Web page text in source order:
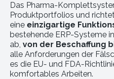
Das Pharma-
Produktportfolios und
eine einzigartige
bestehende ERP-Systeme
ab, von der Beschaffung
alle Anforderungen der
es die EU- und FDA-
komfortables Arbeiten.